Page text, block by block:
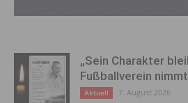
„Sein Charakter
Fußballverein
Aktuell 7. August 2026